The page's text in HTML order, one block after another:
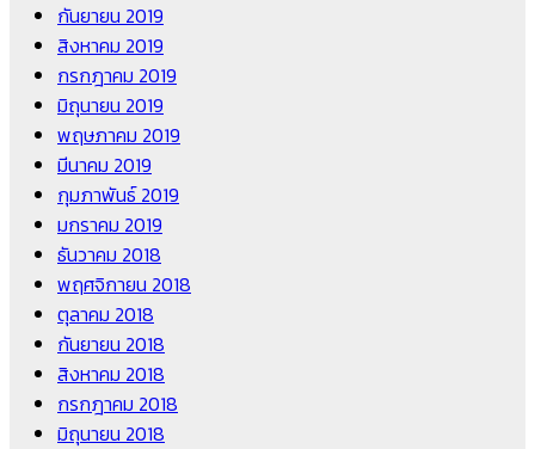
กันยายน 2019
สิงหาคม 2019
กรกฎาคม 2019
มิถุนายน 2019
พฤษภาคม 2019
มีนาคม 2019
กุมภาพันธ์ 2019
มกราคม 2019
ธันวาคม 2018
พฤศจิกายน 2018
ตุลาคม 2018
กันยายน 2018
สิงหาคม 2018
กรกฎาคม 2018
มิถุนายน 2018